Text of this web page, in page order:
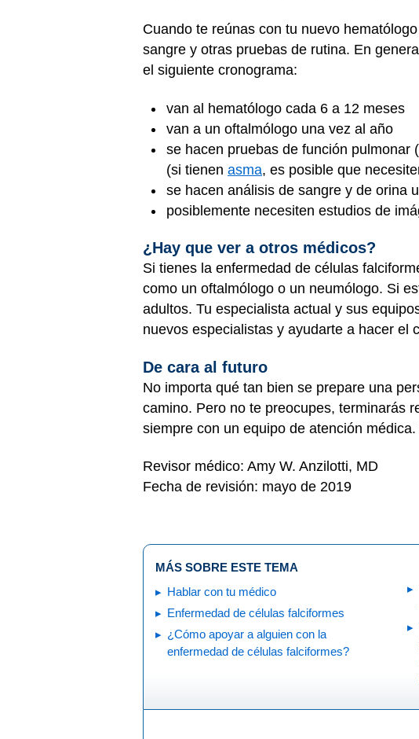
Cuando te reúnas con tu nuevo
sangre y otras pruebas de rutina. En
el siguiente cronograma:
van al hematólogo cada 6 a 12 meses
van a un oftalmólogo una vez al año
se hacen pruebas de función pulmonar
(si tienen asma, es posible que
se hacen análisis de sangre y de orina
posiblemente necesiten estudios de
¿Hay que ver a otros médicos?
Si tienes la enfermedad de células
como un oftalmólogo o un neumólogo. Si
adultos. Tu especialista actual y sus
nuevos especialistas y ayudarte a hacer el
De cara al futuro
No importa qué tan bien se prepare una
camino. Pero no te preocupes, terminarás
siempre con un equipo de atención
Revisor médico: Amy W. Anzilotti, MD
Fecha de revisión: mayo de 2019
MÁS SOBRE ESTE TEMA
Hablar con tu médico
Enfermedad de células falciformes
¿Cómo apoyar a alguien con la
enfermedad de células falciformes?